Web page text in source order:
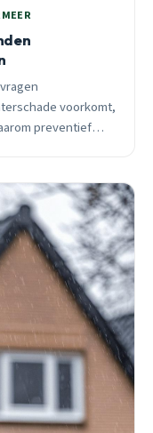
voorkomt,
preventief